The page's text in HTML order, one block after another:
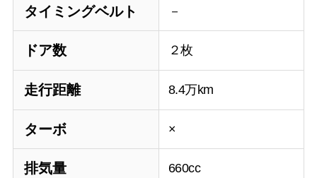
タイミングベルト －
ドア数 ２枚
走行距離 8.4万km
ターボ ×
排気量 660cc